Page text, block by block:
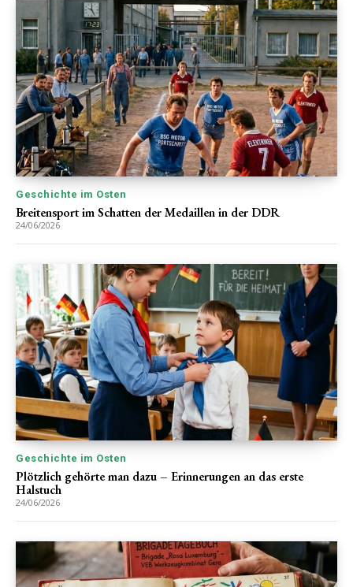
Geschichte im Osten
Breitensport im Schatten der Medaillen in der DDR
24/06/2026
Geschichte im Osten
Plötzlich gehörte man dazu – Erinnerungen an das erste
Halstuch
24/06/2026